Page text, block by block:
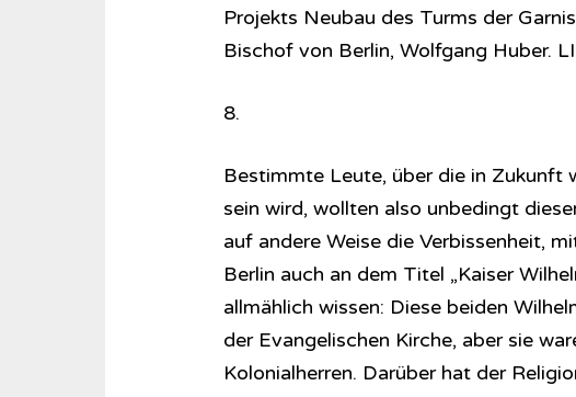
Projekts Neubau des Turms der
Bischof von Berlin, Wolfgang Huber.
8.
Bestimmte Leute, über die in Zukunft
sein wird, wollten also unbedingt
auf andere Weise die Verbissenheit,
Berlin auch an dem Titel „Kaiser
allmählich wissen: Diese beiden
der Evangelischen Kirche, aber sie
Kolonialherren. Darüber hat der